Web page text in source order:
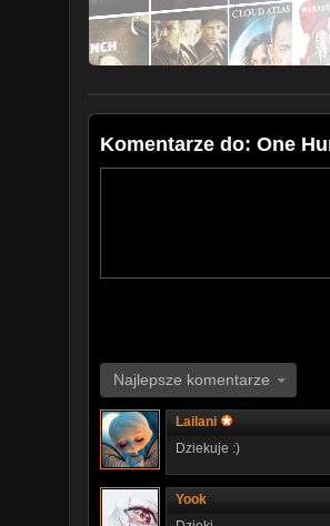
Komentarze do: One
Najlepsze komentarze
Lailani
Dziekuje :)
Yook